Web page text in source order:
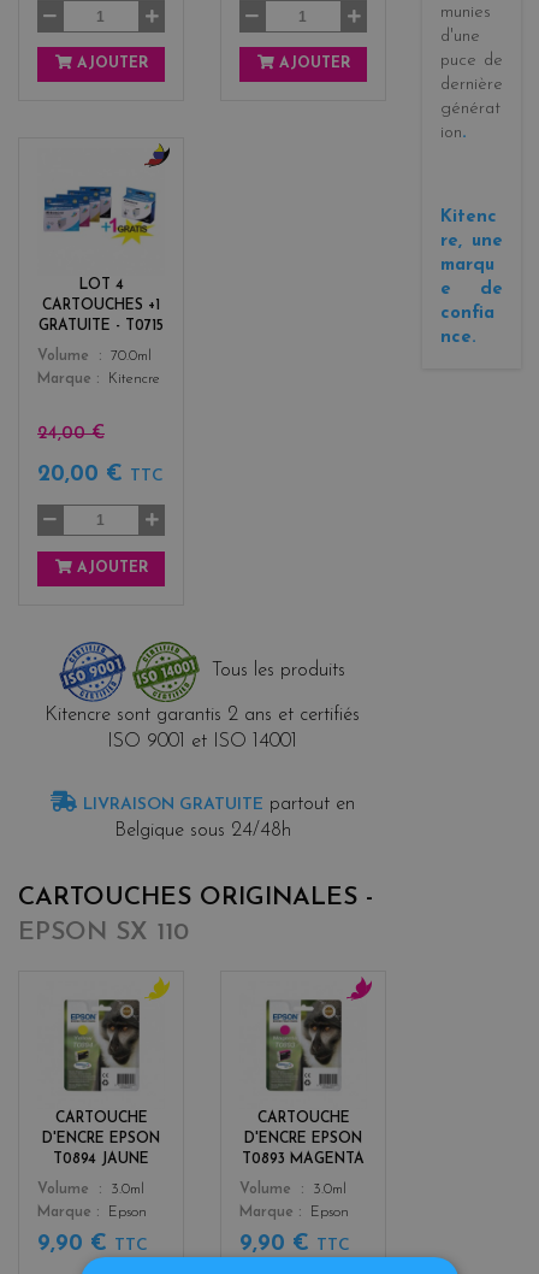
AJOUTER AJOUTER
LOT 4
CARTOUCHES +1
GRATUITE - T0715
Color
l
a
3
Volume
70.0ml
Marque
Kitencre
24,00 €
20,00 € TTC
AJOUTER
Tous les produits
Kitencre sont garantis 2 ans et certifiés
ISO 9001 et ISO 14001
LIVRAISON GRATUITE partout en
Belgique sous 24/48h
CARTOUCHES ORIGINALES -
EPSON SX 110
CARTOUCHE
D'ENCRE EPSON
T0894 JAUNE
Color
o
w
Volume
3.0ml
Marque
Epson
9,90 € TTC
CARTOUCHE
D'ENCRE EPSON
T0893 MAGENTA
Color
n
t
a
Volume
3.0ml
Marque
Epson
9,90 € TTC
munies
d'une
puce de
dernière
générat
ion.
Kitenc
re, une
marqu
e de
confia
nce.